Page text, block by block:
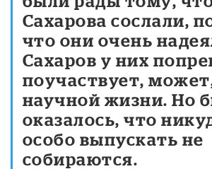
Сахарова сослали,
что они очень
Сахаров у них
поучаствует,
научной жизни. Но
оказалось, что
особо выпускать не
собираются.